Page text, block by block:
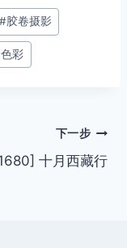
#胶卷摄影
色彩
下一步
十月西藏行